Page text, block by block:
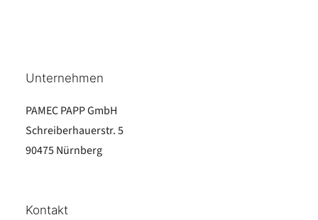
Unternehmen
PAMEC PAPP GmbH
Schreiberhauerstr. 5
90475 Nürnberg
Kontakt